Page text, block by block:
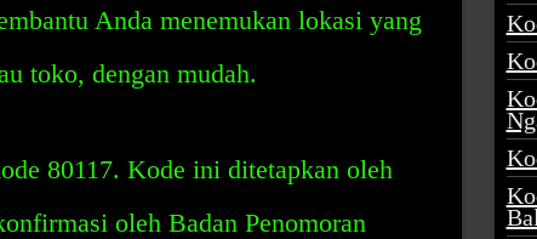
Anda menemukan lokasi yang
toko, dengan mudah.
80117. Kode ini ditetapkan oleh
oleh Badan Penomoran